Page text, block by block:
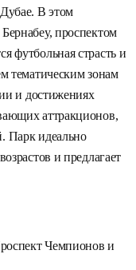
В этом
проспектом
футбольная страсть и
тематическим зонам
и достижениях
аттракционов,
Парк идеально
и предлагает
Чемпионов и